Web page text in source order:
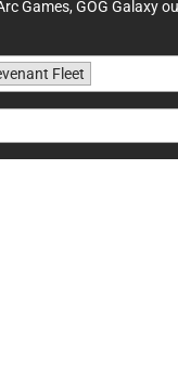
Games, GOG Galaxy
Fleet